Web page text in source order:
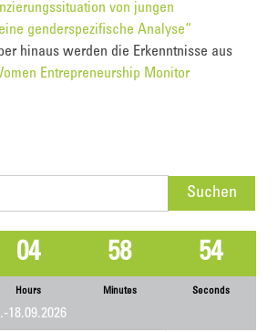
von jungen
genderspezifische Analyse“
hinaus werden die Erkenntnisse aus
Entrepreneurship Monitor
04
Hours
58
Minutes
54
Seconds
18.09.2026